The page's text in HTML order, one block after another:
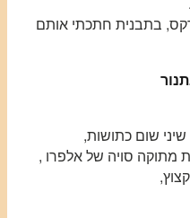
בתבנית חתכתי אותם